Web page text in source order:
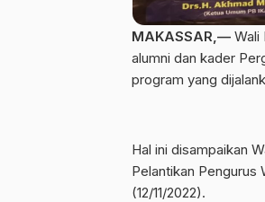
MAKASSAR,— Wali
alumni dan kader
program yang
Hal ini disampaikan
Pelantikan Pengurus
(12/11/2022).